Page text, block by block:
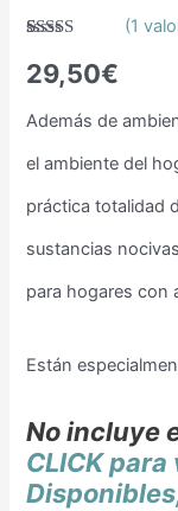
con5.00de
5 en base a
de un
(1
29,50€
Además de
el ambiente del
práctica totalidad
sustancias
para hogares con
Están
No incluye
CLICK para